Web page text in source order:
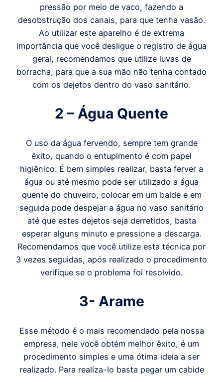
pressão por meio de vaco, fazendo a
desobstrução dos canais, para que tenha vasão.
Ao utilizar este aparelho é de extrema
importância que você desligue o registro de água
geral, recomendamos que utilize luvas de
borracha, para que a sua mão não tenha contado
com os dejetos dentro do vaso sanitário.
2 – Água Quente
O uso da água fervendo, sempre tem grande
êxito, quando o entupimento é com papel
higiênico. É bem simples realizar, basta ferver a
água ou até mesmo pode ser utilizado a água
quente do chuveiro, colocar em um balde e em
seguida pode despejar a água no vaso sanitário
até que estes dejetos seja derretidos, basta
esperar alguns minuto e pressione a descarga.
Recomendamos que você utilize esta técnica por
3 vezes seguidas, após realizado o procedimento
verifique se o problema foi resolvido.
3- Arame
Esse método é o mais recomendado pela nossa
empresa, nele você obtém melhor êxito, é um
procedimento simples e uma ótima ideia a ser
realizado. Para realiza-lo basta pegar um cabide